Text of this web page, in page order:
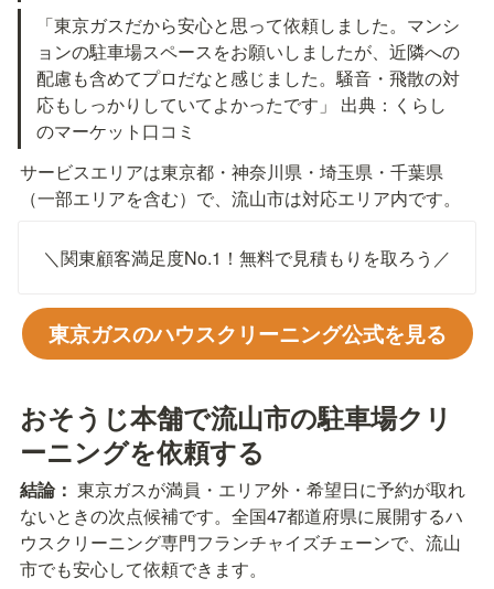
「東京ガスだから安心と思って依頼しました。マンシ
ョンの駐車場スペースをお願いしましたが、近隣への
配慮も含めてプロだなと感じました。騒音・飛散の対
応もしっかりしていてよかったです」 出典：くらし
のマーケット口コミ
サービスエリアは東京都・神奈川県・埼玉県・千葉県
（一部エリアを含む）で、流山市は対応エリア内です。
＼関東顧客満足度No.1！無料で見積もりを取ろう／
東京ガスのハウスクリーニング公式を見る
おそうじ本舗で流山市の駐車場クリ
ーニングを依頼する
結論： 東京ガスが満員・エリア外・希望日に予約が取れ
ないときの次点候補です。全国47都道府県に展開するハ
ウスクリーニング専門フランチャイズチェーンで、流山
市でも安心して依頼できます。